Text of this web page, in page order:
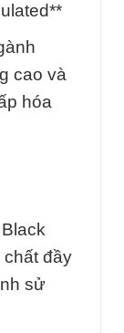
cao và
hóa
chất đầy
sử